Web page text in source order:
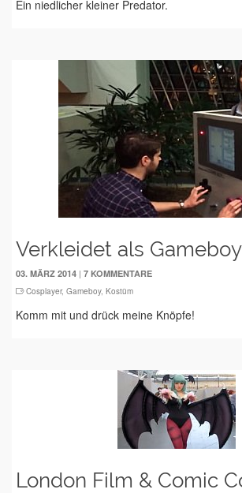
Ein niedlicher kleiner Predator.
Verkleidet als Gameboy
03. MÄRZ 2014 | 7 KOMMENTARE
Cosplayer, Gameboy, Kostüm
Komm mit und drück meine Knöpfe!
London Film & Comic